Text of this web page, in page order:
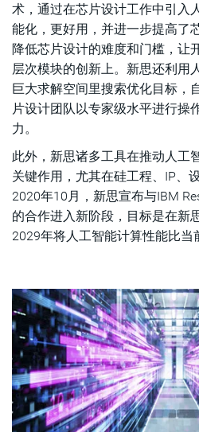
术，通过在芯片设计工作中引入
能化，更好用，并进一步提高了
降低芯片设计的难度和门槛，让
层次模块的创新上。新思还利用
巨大求解空间里搜索优化目标，
片设计团队以专家级水平进行操
力。
此外，新思诸多工具在推动人工
关键作用，尤其在硅工程、IP、
2020年10月，新思宣布与IBM
的合作进入新阶段，目标是在新
2029年将人工智能计算性能比当